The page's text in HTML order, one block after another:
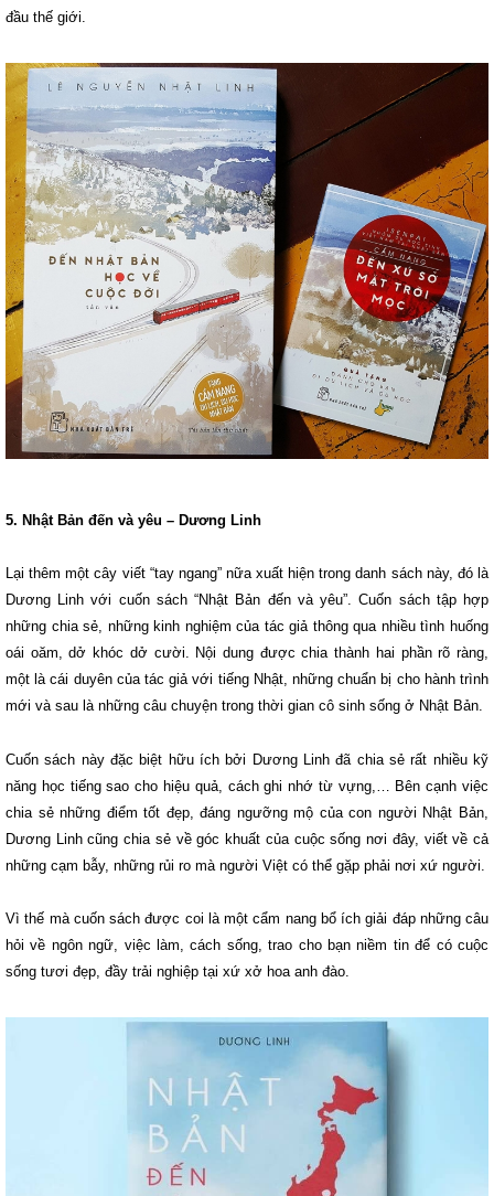
đầu thế giới.
5. Nhật Bản đến và yêu – Dương Linh
Lại thêm một cây viết “tay ngang” nữa xuất hiện trong danh sách này, đó là
Dương Linh với cuốn sách “Nhật Bản đến và yêu”. Cuốn sách tập hợp
những chia sẻ, những kinh nghiệm của tác giả thông qua nhiều tình huống
oái oăm, dở khóc dở cười. Nội dung được chia thành hai phần rõ ràng,
một là cái duyên của tác giả với tiếng Nhật, những chuẩn bị cho hành trình
mới và sau là những câu chuyện trong thời gian cô sinh sống ở Nhật Bản.
Cuốn sách này đặc biệt hữu ích bởi Dương Linh đã chia sẻ rất nhiều kỹ
năng học tiếng sao cho hiệu quả, cách ghi nhớ từ vựng,… Bên cạnh việc
chia sẻ những điểm tốt đẹp, đáng ngưỡng mộ của con người Nhật Bản,
Dương Linh cũng chia sẻ về góc khuất của cuộc sống nơi đây, viết về cả
những cạm bẫy, những rủi ro mà người Việt có thể gặp phải nơi xứ người.
Vì thế mà cuốn sách được coi là một cẩm nang bổ ích giải đáp những câu
hỏi về ngôn ngữ, việc làm, cách sống, trao cho bạn niềm tin để có cuộc
sống tươi đẹp, đầy trải nghiệp tại xứ xở hoa anh đào.